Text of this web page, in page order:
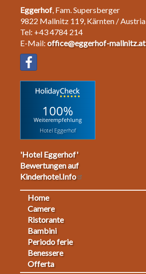
Eggerhof, Fam. Supersberger
9822 Mallnitz 119, Kärnten / Austria
Tel: +43 4784 214
E-Mail: office@eggerhof-mallnitz.at
100%
Weiterempfehlung
Hotel Eggerhof
'Hotel Eggerhof'
Bewertungen auf
Kinderhotel.Info
Footermenu
Home
Camere
Ristorante
Bambini
Periodo ferie
Benessere
Offerta